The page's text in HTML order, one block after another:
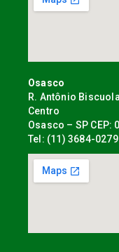
Osasco
R. Antônio
Centro
Osasco – SP CEP:
Tel: (11) 3684-0279